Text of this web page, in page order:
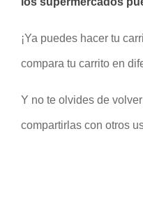
¡Ya puedes hacer tu
compara tu carrito en
Y no te olvides de
compartirlas con otros